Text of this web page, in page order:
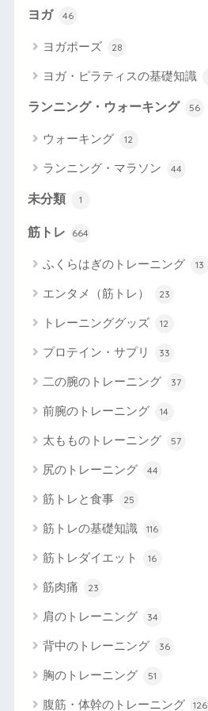
ヨガ 46
ヨガポーズ 28
ヨガ・ピラティスの基礎知識
ランニング・ウォーキング 56
ウォーキング 12
ランニング・マラソン 44
未分類 1
筋トレ 664
ふくらはぎのトレーニング 13
エンタメ（筋トレ） 23
トレーニンググッズ 12
プロテイン・サプリ 33
二の腕のトレーニング 37
前腕のトレーニング 14
太もものトレーニング 57
尻のトレーニング 44
筋トレと食事 25
筋トレの基礎知識 116
筋トレダイエット 16
筋肉痛 23
肩のトレーニング 34
背中のトレーニング 36
胸のトレーニング 51
腹筋・体幹のトレーニング 126